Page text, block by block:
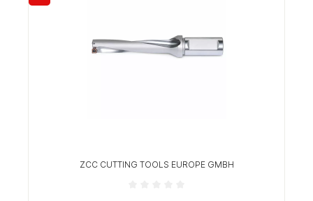
ZCC CUTTING TOOLS EUROPE GMBH